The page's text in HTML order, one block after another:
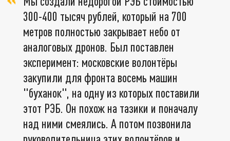
300-400 тысяч рублей, который на 700
метров полностью закрывает небо от
аналоговых дронов. Был поставлен
эксперимент: московские волонтёры
закупили для фронта восемь машин
"буханок", на одну из которых поставили
этот РЭБ. Он похож на тазики и поначалу
над ними смеялись. А потом позвонила